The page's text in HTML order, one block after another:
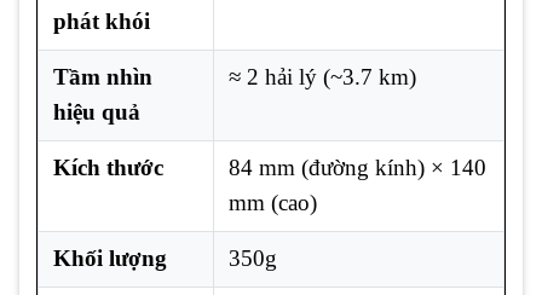
phát khói
Tầm nhìn
hiệu quả
≈ 2 hải lý (~3.7 km)
Kích thước
84 mm (đường kính) × 140
mm (cao)
Khối lượng 350g